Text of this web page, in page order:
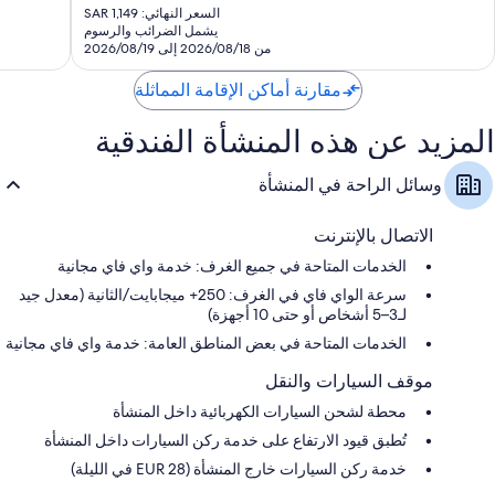
مراحيض شطف، وأحواض استحمام أو حجيرات دش، ومستلزمات مجانية
للعناية الشخصية
دواليب/خزائن ملابس، وخدمات رعاية الأطفال، وغلايات كهربائية
الحالي
هو
SAR
966
السعر النهائي: SAR 1,149
يشمل الضرائب والرسوم
من 2026/08/18 إلى 2026/08/19
مقارنة أماكن الإقامة المماثلة
المزيد عن هذه المنشأة الفندقية
وسائل الراحة في المنشأة
الاتصال بالإنترنت
الخدمات المتاحة في جميع الغرف: خدمة واي فاي مجانية
سرعة الواي فاي في الغرف: 250+ ميجابايت/الثانية (معدل جيد
لـ3–5 أشخاص أو حتى 10 أجهزة)
الخدمات المتاحة في بعض المناطق العامة: خدمة واي فاي مجانية
موقف السيارات والنقل
محطة لشحن السيارات الكهربائية داخل المنشأة
تُطبق قيود الارتفاع على خدمة ركن السيارات داخل المنشأة
خدمة ركن السيارات خارج المنشأة (EUR 28 في الليلة)